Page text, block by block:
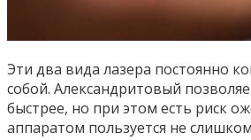
Эти два вида лазера постоянно
собой. Александритовый
быстрее, но при этом есть риск
аппаратом пользуется не